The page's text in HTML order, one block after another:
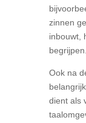
zinnen
inbouwt,
begrijpen.
Ook na
dient als